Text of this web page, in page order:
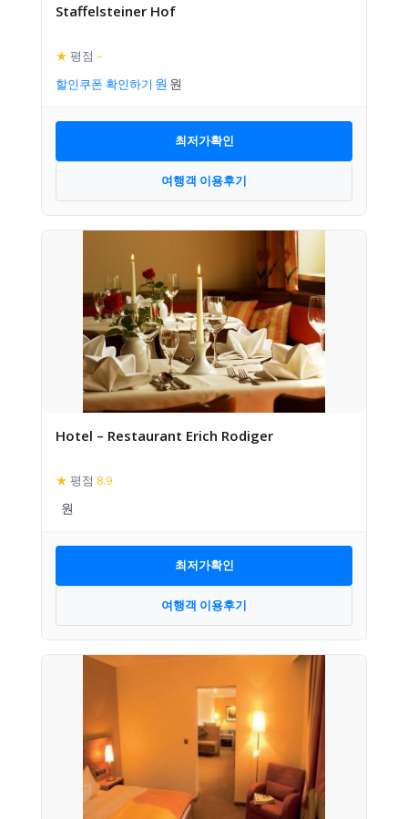
Staffelsteiner Hof
★ 평점 –
할인쿠폰 확인하기
최저가확인
여행객 이용후기
Hotel – Restaurant Erich Rodiger
★ 평점 8.9
최저가확인
여행객 이용후기